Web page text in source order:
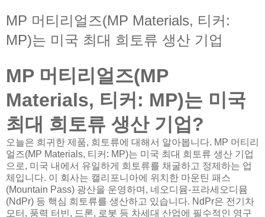
MP 머티리얼즈(MP Materials, 티커:
MP)는 미국 최대 희토류 생산 기업
MP 머티리얼즈(MP
Materials, 티커: MP)는 미국
최대 희토류 생산 기업?
오늘은 희귀한 제품, 희토류에 대해서 알아봅니다. MP 머티리
얼즈(MP Materials, 티커: MP)는 미국 최대 희토류 생산 기업
으로, 미국 내에서 유일하게 희토류를 채굴하고 정제하는 업
체입니다. 이 회사는 캘리포니아에 위치한 마운틴 패스
(Mountain Pass) 광산을 운영하며, 네오디뮴-프라세오디뮴
(NdPr) 등 핵심 희토류를 생산하고 있습니다. NdPr은 전기차
모터, 풍력 터빈, 드론, 로봇 등 차세대 산업에 필수적인 영구